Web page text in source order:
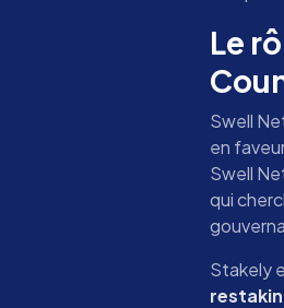
Le
Swell
en
Swell
qui
Stakely